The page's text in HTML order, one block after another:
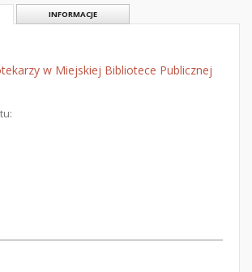
INFORMACJE
w Miejskiej Bibliotece Publicznej